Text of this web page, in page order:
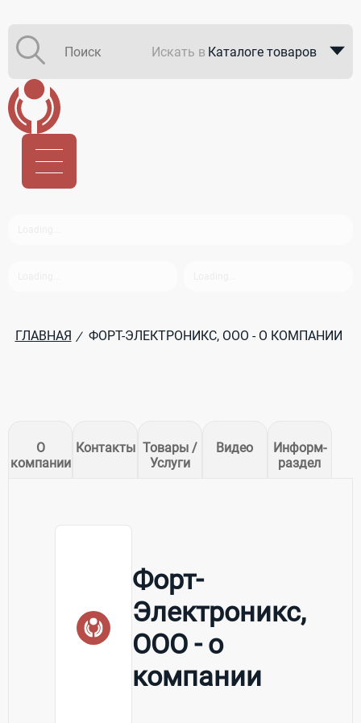
Искать в Каталоге товаров
ГЛАВНАЯ / ФОРТ-ЭЛЕКТРОНИКС, ООО - О КОМПАНИИ
О
компании
Контакты Товары /
Услуги
Видео
Информ-
раздел
Форт-
Электроникс,
ООО - о
компании